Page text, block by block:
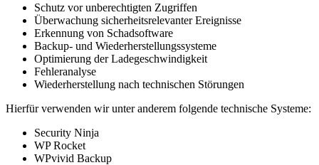
Schutz vor unberechtigten Zugriffen
Überwachung sicherheitsrelevanter Ereignisse
Erkennung von Schadsoftware
Backup- und Wiederherstellungssysteme
Optimierung der Ladegeschwindigkeit
Fehleranalyse
Wiederherstellung nach technischen Störungen
Hierfür verwenden wir unter anderem folgende technische Systeme:
Security Ninja
WP Rocket
WPvivid Backup